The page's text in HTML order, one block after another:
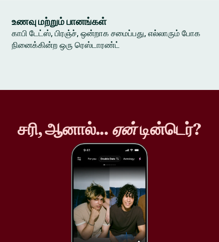
உணவு மற்றும் பானங்கள்
காபி டேட்ஸ், பிரஞ்ச், ஒன்றாக சமைப்பது, எல்லாரும் போக
நினைக்கின்ற ஒரு ரெஸ்டாரண்ட்
சரி, ஆனால்... ஏன்டின்டெர்?